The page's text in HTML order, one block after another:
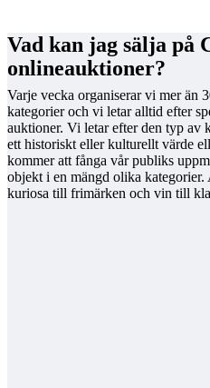
Vad kan jag sälja på
onlineauktioner?
Varje vecka organiserar vi mer än
kategorier och vi letar alltid efter
auktioner. Vi letar efter den typ av
ett historiskt eller kulturellt värde
kommer att fånga vår publiks
objekt i en mängd olika
kuriosa till frimärken och vin till